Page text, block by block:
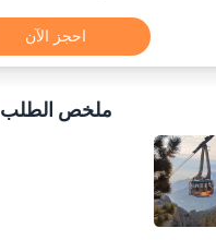
احجز الآن
ملخص الطلب